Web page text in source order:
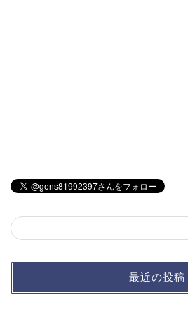
最近の投稿